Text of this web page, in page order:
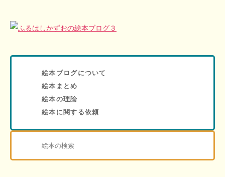
絵本ブログについて
絵本まとめ
絵本の理論
絵本に関する依頼